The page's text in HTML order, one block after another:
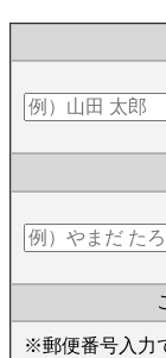
※郵便番号入力